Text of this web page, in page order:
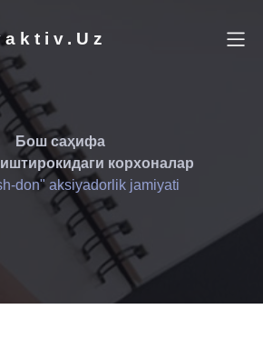
Бош саҳифа
корхоналар
don" aksiyadorlik jamiyati